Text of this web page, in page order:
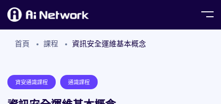
首頁 課程 資訊安全運維基本概念
資安通識課程 通識課程